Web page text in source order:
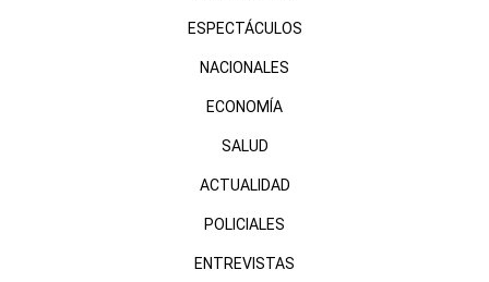
ESPECTÁCULOS
NACIONALES
ECONOMÍA
SALUD
ACTUALIDAD
POLICIALES
ENTREVISTAS